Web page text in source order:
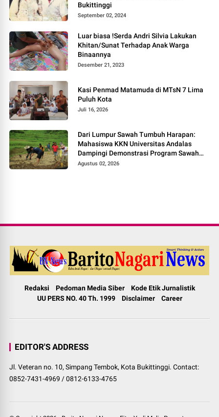
Bukittinggi
September 02, 2024
Luar biasa !Serda Andri Silvia Lakukan
Khitan/Sunat Terhadap Anak Warga
Binaannya
Desember 21, 2023
Kasi Penmad Matamuda di MTsN 7 Lima
Puluh Kota
Juli 16, 2026
Dari Lumpur Sawah Tumbuh Harapan:
Mahasiswa KKN Universitas Andalas
Dampingi Demonstrasi Program Sawah
Pokok Murah di Jorong Bayua
Agustus 02, 2026
Redaksi Pedoman Media Siber
Kode Etik Jurnalistik
UU PERS NO. 40 Th. 1999
Disclaimer Career
EDITOR'S ADDRESS
Jl. Veteran no. 10, Simpang Tembok, Kota Bukittinggi. Contact:
0852-7431-4969 / 0812-6133-4765